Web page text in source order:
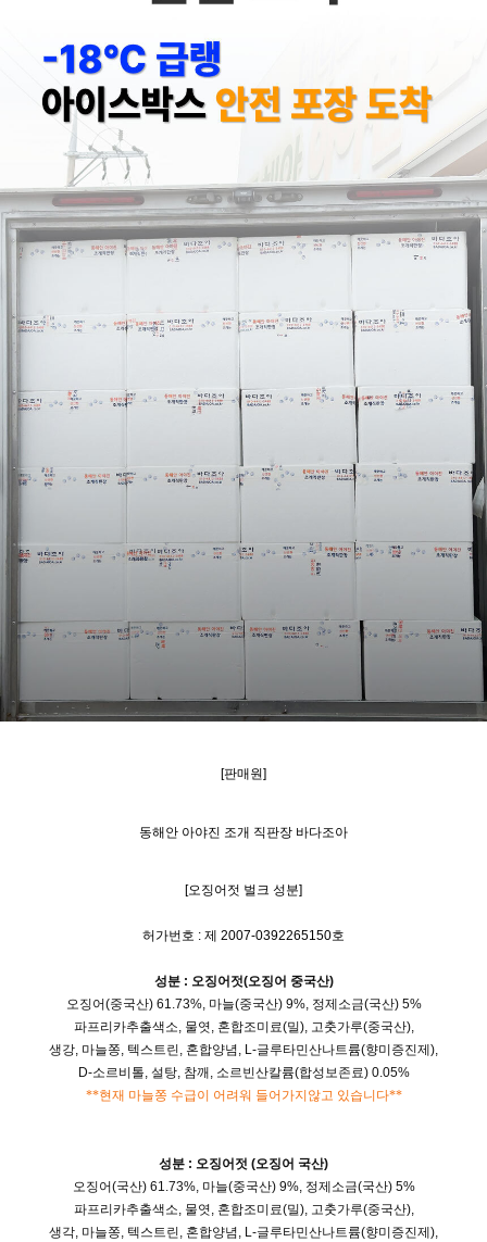
[판매원]
동해안 아야진 조개 직판장 바다조아
[오징어젓 벌크 성분]
허가번호 : 제 2007-0392265150호
성분 : 오징어젓(오징어 중국산)
오징어(중국산) 61.73%, 마늘(중국산) 9%, 정제소금(국산) 5%
파프리카추출색소, 물엿, 혼합조미료(밀), 고춧가루(중국산),
생강, 마늘쫑, 텍스트린, 혼합양념, L-글루타민산나트륨(향미증진제),
D-소르비톨, 설탕, 참깨, 소르빈산칼륨(합성보존료) 0.05%
**현재 마늘쫑 수급이 어려워 들어가지않고 있습니다**
성분 : 오징어젓 (오징어 국산)
오징어(국산) 61.73%, 마늘(중국산) 9%, 정제소금(국산) 5%
파프리카추출색소, 물엿, 혼합조미료(밀), 고춧가루(중국산),
생각, 마늘쫑, 텍스트린, 혼합양념, L-글루타민산나트륨(향미증진제),